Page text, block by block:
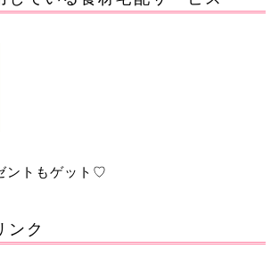
ントもゲット♡
ンク